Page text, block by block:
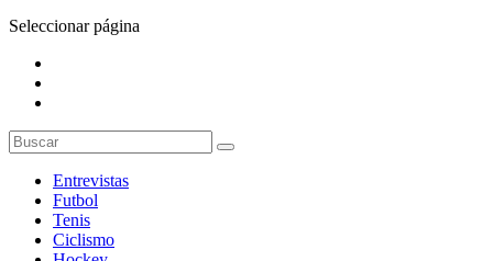
Seleccionar página
Entrevistas
Futbol
Tenis
Ciclismo